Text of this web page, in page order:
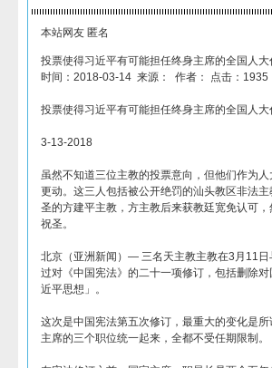
本站网友 匿名
投票使得习近平有可能担任终身主席的全国人
时间：2018-03-14 来源： 作者： 点击：1935
投票使得习近平有可能担任终身主席的全国人
3-13-2018
虽然不知道三位主教的投票意向，但他们作为
更动。这三人包括被公开绝罚的汕头教区非法
圣的方建平主教，方主教后来获教廷宽免认可
祝圣。
北京（亚洲新闻）— 三名天主教主教在3月11
过对《中国宪法》的二十一项修订，包括删除
近平思想」。
这次是中国宪法第五次修订，最重大的变化是
主席的三个职位统一起来，全都不受任期限制。